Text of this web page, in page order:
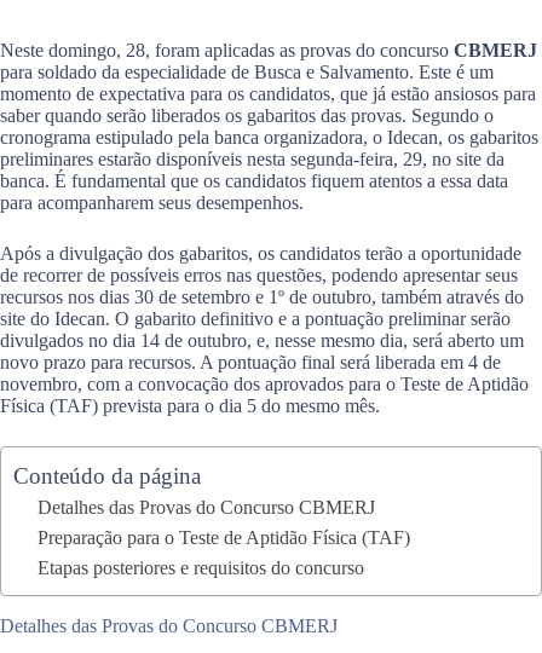
Neste domingo, 28, foram aplicadas as provas do concurso CBMERJ
para soldado da especialidade de Busca e Salvamento. Este é um
momento de expectativa para os candidatos, que já estão ansiosos para
saber quando serão liberados os gabaritos das provas. Segundo o
cronograma estipulado pela banca organizadora, o Idecan, os gabaritos
preliminares estarão disponíveis nesta segunda-feira, 29, no site da
banca. É fundamental que os candidatos fiquem atentos a essa data
para acompanharem seus desempenhos.
Após a divulgação dos gabaritos, os candidatos terão a oportunidade
de recorrer de possíveis erros nas questões, podendo apresentar seus
recursos nos dias 30 de setembro e 1º de outubro, também através do
site do Idecan. O gabarito definitivo e a pontuação preliminar serão
divulgados no dia 14 de outubro, e, nesse mesmo dia, será aberto um
novo prazo para recursos. A pontuação final será liberada em 4 de
novembro, com a convocação dos aprovados para o Teste de Aptidão
Física (TAF) prevista para o dia 5 do mesmo mês.
Conteúdo da página
Detalhes das Provas do Concurso CBMERJ
Preparação para o Teste de Aptidão Física (TAF)
Etapas posteriores e requisitos do concurso
Detalhes das Provas do Concurso CBMERJ